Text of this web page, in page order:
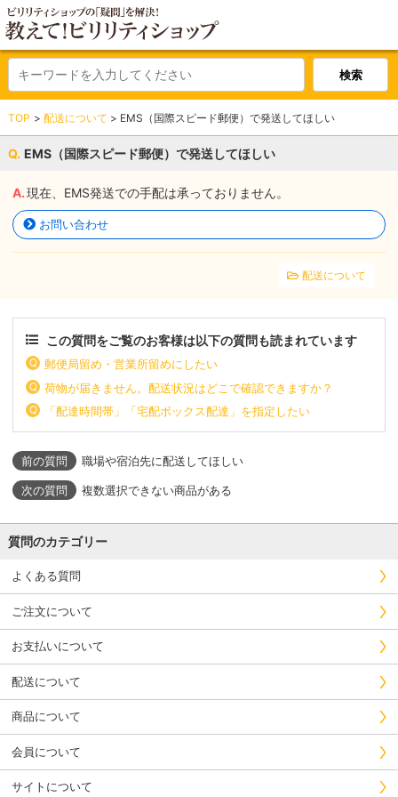
TOP 配送について EMS（国際スピード郵便）で発送してほしい
EMS（国際スピード郵便）で発送してほしい
現在、EMS発送での手配は承っておりません。
お問い合わせ
配送について
この質問をご覧のお客様は以下の質問も読まれています
郵便局留め・営業所留めにしたい
荷物が届きません。配送状況はどこで確認できますか？
「配達時間帯」「宅配ボックス配達」を指定したい
職場や宿泊先に配送してほしい
複数選択できない商品がある
質問のカテゴリー
よくある質問
ご注文について
お支払いについて
配送について
商品について
会員について
サイトについて